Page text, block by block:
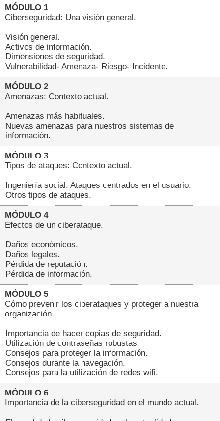
MÓDULO 1
Ciberseguridad: Una visión general.
Visión general.
Activos de información.
Dimensiones de seguridad.
Vulnerabilidad- Amenaza- Riesgo- Incidente.
MÓDULO 2
Amenazas: Contexto actual.
Amenazas más habituales.
Nuevas amenazas para nuestros sistemas de
información.
MÓDULO 3
Tipos de ataques: Contexto actual.
Ingeniería social: Ataques centrados en el usuario.
Otros tipos de ataques.
MÓDULO 4
Efectos de un ciberataque.
Daños económicos.
Daños legales.
Pérdida de reputación.
Pérdida de información.
MÓDULO 5
Cómo prevenir los ciberataques y proteger a nuestra
organización.
Importancia de hacer copias de seguridad.
Utilización de contraseñas robustas.
Consejos para proteger la información.
Consejos durante la navegación.
Consejos para la utilización de redes wifi.
MÓDULO 6
Importancia de la ciberseguridad en el mundo actual.